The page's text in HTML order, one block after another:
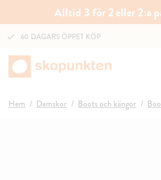
Alltid 3 för 2 eller 2:a
60 DAGARS ÖPPET KÖP
Hem Damskor Boots och kängor